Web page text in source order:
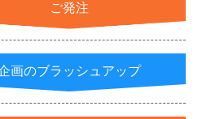
ご発注
画のブラッシュアップ